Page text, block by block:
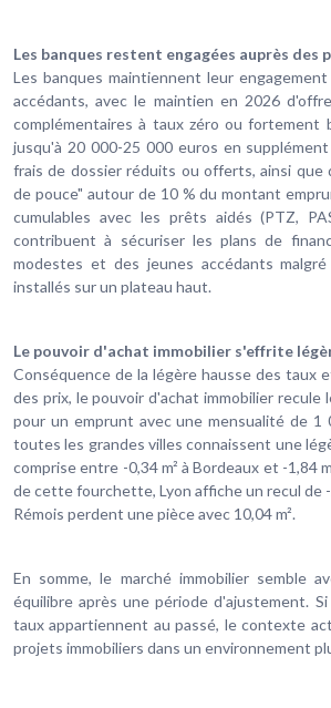
Les banques restent engagées auprès des
Les banques maintiennent leur
accédants, avec le maintien en 2026
complémentaires à taux zéro ou fortement
jusqu'à 20 000-25 000 euros en
frais de dossier réduits ou offerts, ainsi que
de pouce" autour de 10 % du montant
cumulables avec les prêts aidés (PTZ,
contribuent à sécuriser les plans de
modestes et des jeunes accédants
installés sur un plateau haut.
Le pouvoir d'achat immobilier s'effrite
Conséquence de la légère hausse des taux
des prix, le pouvoir d'achat immobilier recule
pour un emprunt avec une mensualité de 1
toutes les grandes villes connaissent une
comprise entre -0,34 m² à Bordeaux et -1,84
de cette fourchette, Lyon affiche un recul de
Rémois perdent une pièce avec 10,04 m².
En somme, le marché immobilier semble
équilibre après une période d'ajustement.
taux appartiennent au passé, le contexte
projets immobiliers dans un environnement